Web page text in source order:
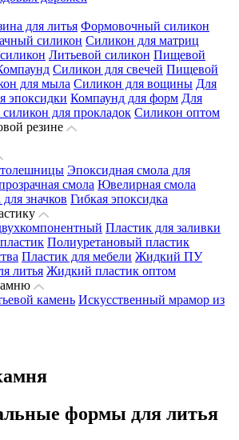
для литья Формовочный силикон
силикон Силикон для матриц
Литьевой силикон Пищевой
Силикон для свечей Пищевой
для мыла Силикон для вощины Для
эпоксидки Компаунд для форм Для
для прокладок Силикон оптом
резине
Эпоксидная смола для
смола Ювелирная смола
значков Гибкая эпоксидка
Пластик для заливки
Полиуретановый пластик
Пластик для мебели Жидкий ПУ
литья Жидкий пластик оптом
камень Искусственный мрамор из
формы для литья